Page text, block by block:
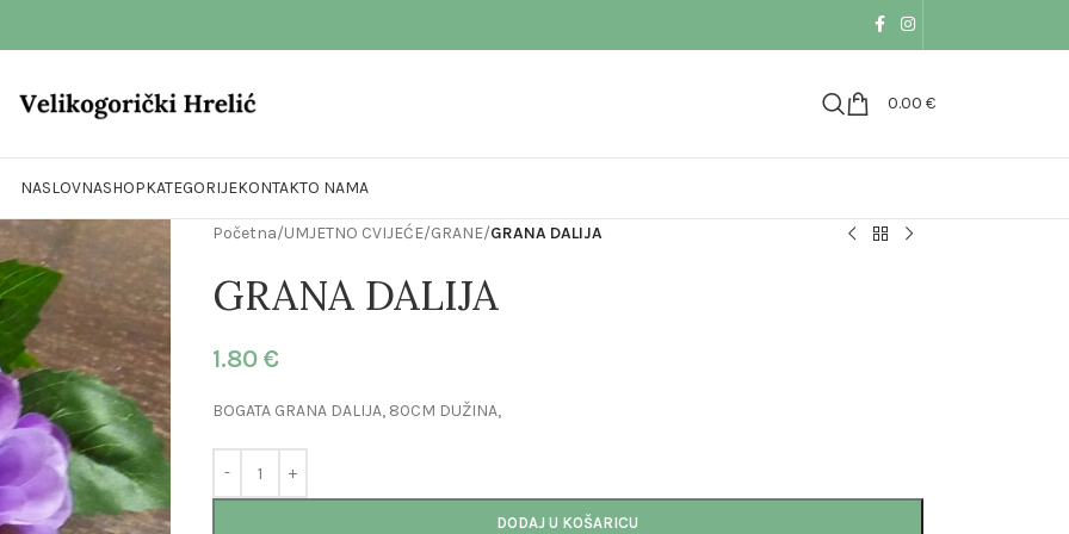
0.00 €
NASLOVNASHOPKATEGORIJEKONTAKTO NAMA
Početna/UMJETNO CVIJEĆE/GRANE/GRANA DALIJA
GRANA DALIJA
1.80 €
BOGATA GRANA DALIJA, 80CM DUŽINA,
DODAJ U KOŠARICU